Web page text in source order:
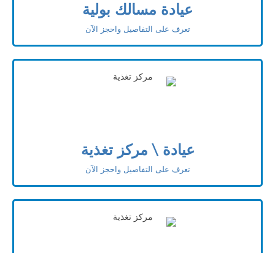
عيادة مسالك بولية
تعرف على التفاصيل واحجز الآن
عيادة \ مركز تغذية
تعرف على التفاصيل واحجز الآن